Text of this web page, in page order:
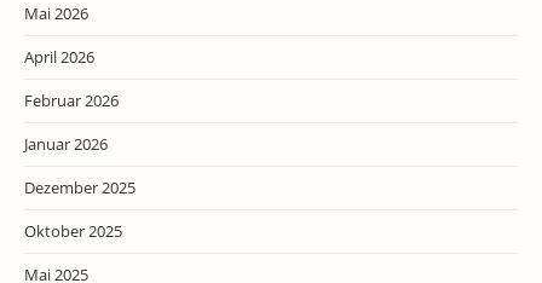
Mai 2026
April 2026
Februar 2026
Januar 2026
Dezember 2025
Oktober 2025
Mai 2025